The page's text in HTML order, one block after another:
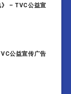
》 – TVC公益宣
公益宣传广告